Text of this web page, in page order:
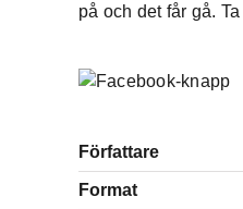
på och det får gå.
Författare
Format